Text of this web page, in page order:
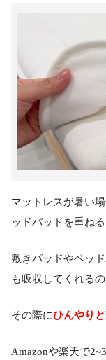
マットレスが暑い
ッドパッドを重ね
敷きパッドやベッ
も吸収してくれる
その際にひんやり
Amazonや楽天で